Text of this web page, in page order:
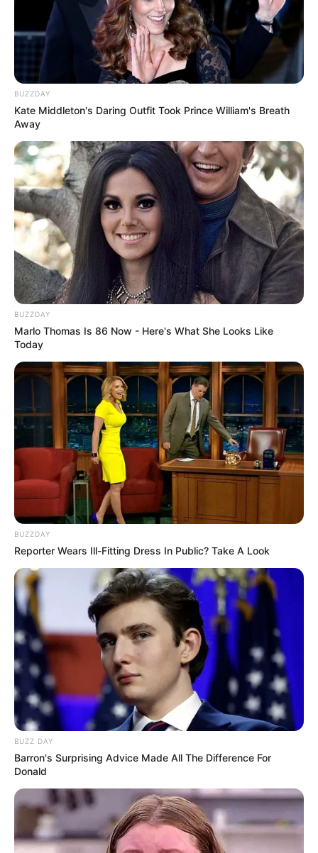
Faça um jardim vertical.
BUZZDAY
Kate Middleton's Daring Outfit Took Prince William's Breath
Away
BUZZDAY
Marlo Thomas Is 86 Now - Here's What She Looks Like
Today
BUZZDAY
Reporter Wears Ill-Fitting Dress In Public? Take A Look
BUZZ DAY
Barron's Surprising Advice Made All The Difference For
Donald